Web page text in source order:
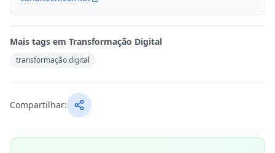
Mais tags em Transformação Digital
transformação digital
Compartilhar: